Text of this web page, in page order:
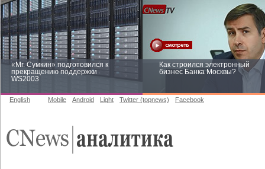
«Mr. Сумкин» подготовился к
прекращению поддержки
WS2003
Как строился электронный
бизнес Банка Москвы?
English Mobile Android Light Twitter (topnews) Facebook